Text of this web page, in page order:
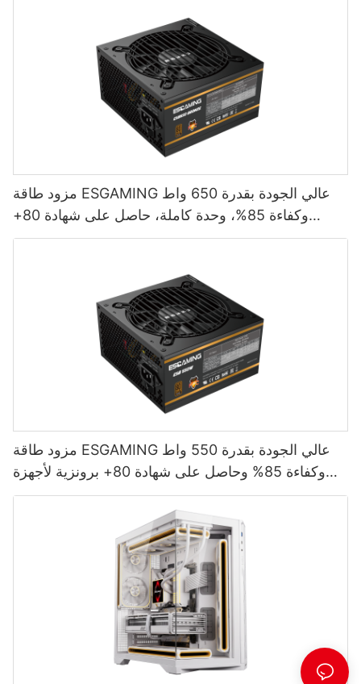
مزود طاقة ESGAMING عالي الجودة بقدرة 650 واط
وكفاءة 85%، وحدة كاملة، حاصل على شهادة 80+
برونزية لأجهزة الكمبيوتر المكتبية ESB650W
مزود طاقة ESGAMING عالي الجودة بقدرة 550 واط
وكفاءة 85% وحاصل على شهادة 80+ برونزية لأجهزة
الكمبيوتر المكتبية ESB550W